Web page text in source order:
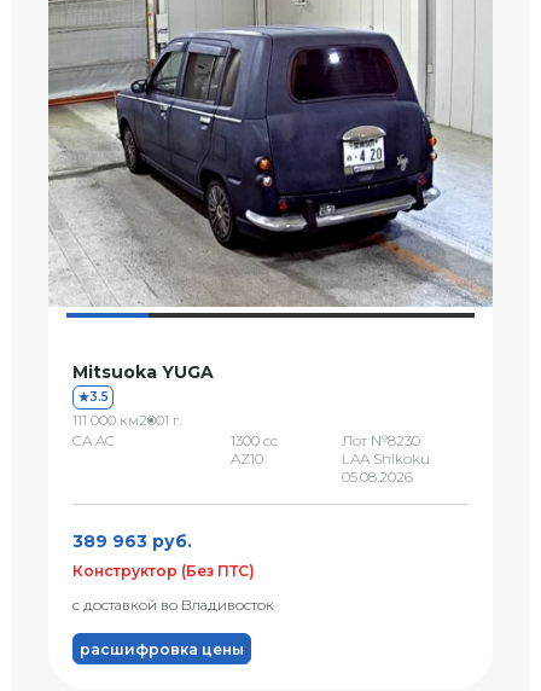
Mitsuoka YUGA
3.5
111 000 км2001 г.
CA AC
1300 сс
AZ10
Лот №8230
LAA Shikoku
05.08.2026
389 963 руб.
Конструктор (Без ПТС)
с доставкой во Владивосток
расшифровка цены